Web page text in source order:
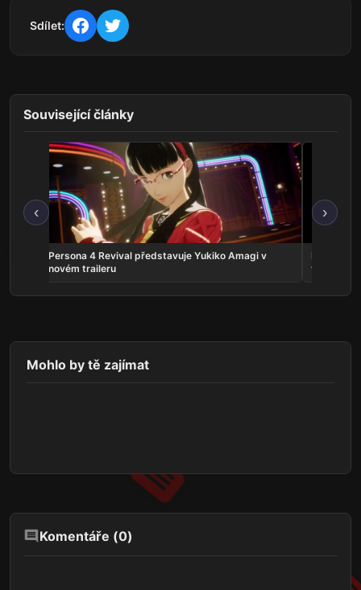
Sdílet:
Související články
‹
Persona 4 Revival představuje Yukiko Amagi v
novém traileru
Phantom:
vyjde v
›
Mohlo by tě zajímat
Komentáře (0)